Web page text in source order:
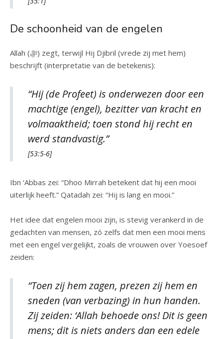
De schoonheid van de engelen
Allah (ﷻ) zegt, terwijl Hij Djibril (vrede zij met hem)
beschrijft (interpretatie van de betekenis):
“Hij (de Profeet) is onderwezen door een
machtige (engel), bezitter van kracht en
volmaaktheid; toen stond hij recht en
werd standvastig.”
[53:5-6]
Ibn ‘Abbas zei: “Dhoo Mirrah betekent dat hij een mooi
uiterlijk heeft.” Qatadah zei: “Hij is lang en mooi.”
Het idee dat engelen mooi zijn, is stevig verankerd in de
gedachten van mensen, zó zelfs dat men een mooi mens
met een engel vergelijkt, zoals de vrouwen over Yoesoef
zeiden:
“Toen zij hem zagen, prezen zij hem en
sneden (van verbazing) in hun handen.
Zij zeiden: ‘Allah behoede ons! Dit is geen
mens; dit is niets anders dan een edele